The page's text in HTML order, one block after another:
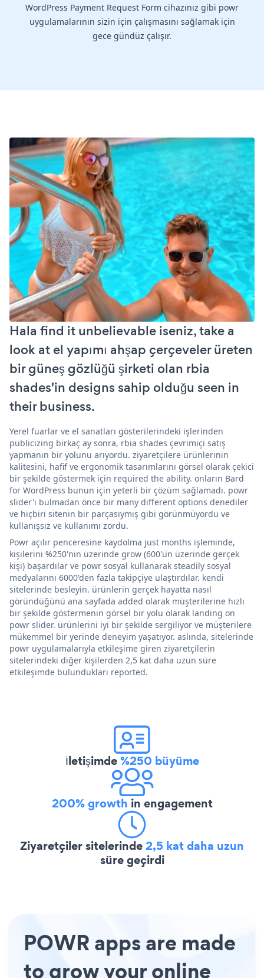
WordPress Payment Request Form cihazınız gibi powr
uygulamalarının sizin için çalışmasını sağlamak için
gece gündüz çalışır.
Hala find it unbelievable iseniz, take a
look at el yapımı ahşap çerçeveler üreten
bir güneş gözlüğü şirketi olan rbia
shades'in designs sahip olduğu seen in
their business.
Yerel fuarlar ve el sanatları gösterilerindeki işlerinden
publicizing birkaç ay sonra, rbia shades çevrimiçi satış
yapmanın bir yolunu arıyordu. ziyaretçilere ürünlerinin
kalitesini, hafif ve ergonomik tasarımlarını görsel olarak çekici
bir şekilde göstermek için required the ability. onların Bard
for WordPress bunun için yeterli bir çözüm sağlamadı. powr
slider'ı bulmadan önce bir many different options denediler
ve hiçbiri sitenin bir parçasıymış gibi görünmüyordu ve
kullanışsız ve kullanımı zordu.
Powr açılır penceresine kaydolma just months işleminde,
kişilerini %250'nin üzerinde grow (600'ün üzerinde gerçek
kişi) başardılar ve powr sosyal kullanarak steadily sosyal
medyalarını 6000'den fazla takipçiye ulaştırdılar. kendi
sitelerinde besleyin. ürünlerin gerçek hayatta nasıl
göründüğünü ana sayfada added olarak müşterilerine hızlı
bir şekilde göstermenin görsel bir yolu olarak landing on
powr slider. ürünlerini iyi bir şekilde sergiliyor ve müşterilere
mükemmel bir yerinde deneyim yaşatıyor. aslında, sitelerinde
powr uygulamalarıyla etkileşime giren ziyaretçilerin
sitelerindeki diğer kişilerden 2,5 kat daha uzun süre
etkileşimde bulundukları reported.
İletişimde%250 büyüme
200% growth in engagement
Ziyaretçiler sitelerinde2,5 kat daha uzun
süre geçirdi
POWR apps are made
to grow your online